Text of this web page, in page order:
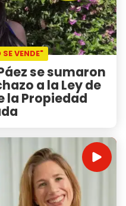
VENDE"
se sumaron
a la Ley de
la Propiedad